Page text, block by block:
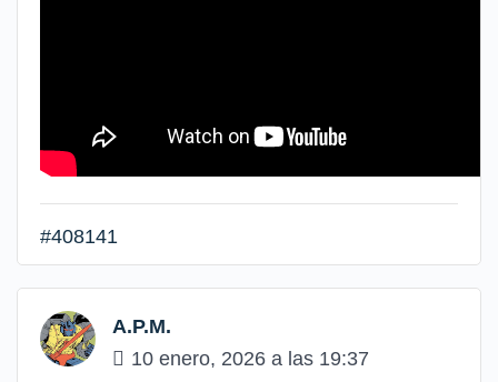
#408141
A.P.M.
10 enero, 2026 a las 19:37